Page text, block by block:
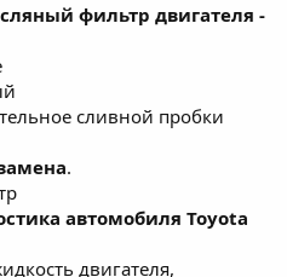
фильтр двигателя -
сливной пробки
.
автомобиля Toyota
двигателя,